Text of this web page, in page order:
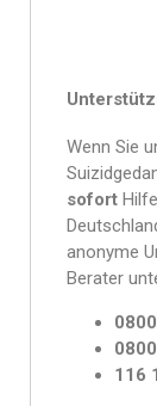
Wenn Sie
sofort
anonyme
Berater
116